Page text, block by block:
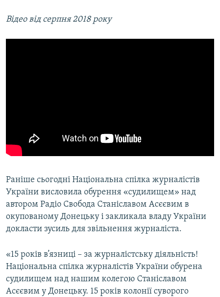
Відео від серпня 2018 року
Раніше сьогодні Національна спілка журналістів
України висловила обурення «судилищем» над
автором Радіо Свобода Станіславом Асєєвим в
окупованому Донецьку і закликала владу України
докласти зусиль для звільнення журналіста.
«15 років в’язниці – за журналістську діяльність!
Національна спілка журналістів України обурена
судилищем над нашим колегою Станіславом
Асєєвим у Донецьку. 15 років колонії суворого